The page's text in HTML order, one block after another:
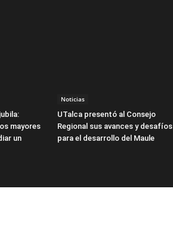
mayores
un
Noticias
UTalca presentó al Consejo
Regional sus avances y desafíos
para el desarrollo del Maule